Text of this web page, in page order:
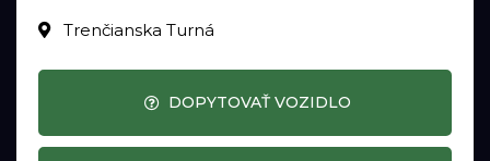
Trenčianska Turná
DOPYTOVAŤ VOZIDLO